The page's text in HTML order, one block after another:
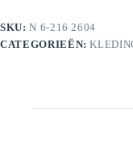
SKU:N 6-216 2604
CATEGORIEËN: